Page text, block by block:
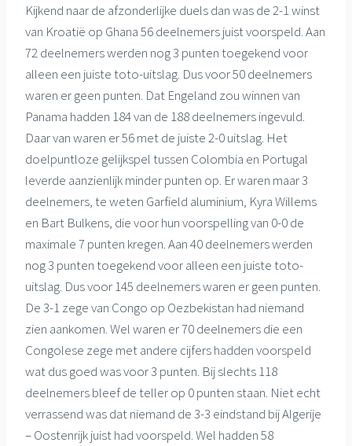
Kijkend naar de afzonderlijke duels dan was de 2-1 winst
van Kroatië op Ghana 56 deelnemers juist voorspeld. Aan
72 deelnemers werden nog 3 punten toegekend voor
alleen een juiste toto-uitslag. Dus voor 50 deelnemers
waren er geen punten. Dat Engeland zou winnen van
Panama hadden 184 van de 188 deelnemers ingevuld.
Daar van waren er 56 met de juiste 2-0 uitslag. Het
doelpuntloze gelijkspel tussen Colombia en Portugal
leverde aanzienlijk minder punten op. Er waren maar 3
deelnemers, te weten Garfield aluminium, Kyra Willems
en Bart Bulkens, die voor hun voorspelling van 0-0 de
maximale 7 punten kregen. Aan 40 deelnemers werden
nog 3 punten toegekend voor alleen een juiste toto-
uitslag. Dus voor 145 deelnemers waren er geen punten.
De 3-1 zege van Congo op Oezbekistan had niemand
zien aankomen. Wel waren er 70 deelnemers die een
Congolese zege met andere cijfers hadden voorspeld
wat dus goed was voor 3 punten. Bij slechts 118
deelnemers bleef de teller op 0 punten staan. Niet echt
verrassend was dat niemand de 3-3 eindstand bij Algerije
– Oostenrijk juist had voorspeld. Wel hadden 58